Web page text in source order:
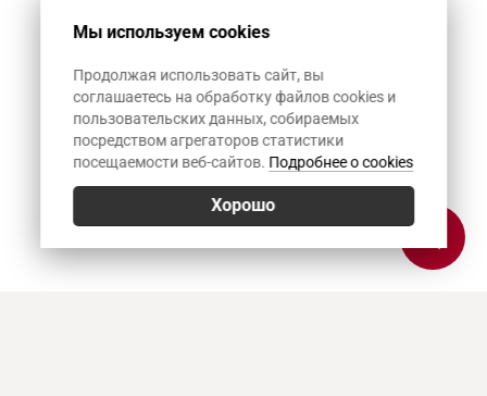
Мы используем cookies
Продолжая использовать сайт, вы
соглашаетесь на обработку файлов cookies и
пользовательских данных, собираемых
посредством агрегаторов статистики
посещаемости веб-сайтов. Подробнее о cookies
Хорошо